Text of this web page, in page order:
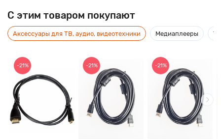
C этим товаром покупают
Аксессуары для ТВ, аудио, видеотехники Медиаплееры
-21% -21% -21%